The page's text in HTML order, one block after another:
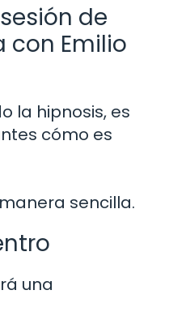
de
con Emilio
la hipnosis, es
cómo es
sencilla.
una